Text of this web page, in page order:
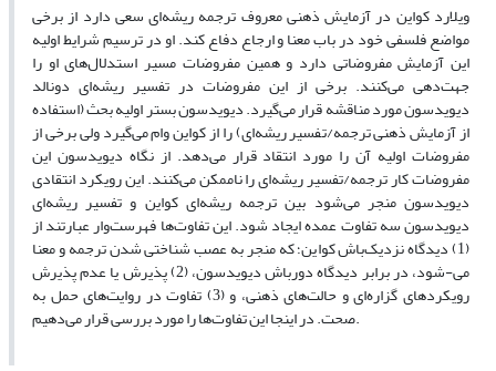
ویلارد کواین در آزمایش ذهنی معروف ترجمه ریشه‌ای سعی دارد از برخی
مواضع فلسفی خود در باب معنا و ارجاع دفاع کند. او در ترسیم شرایط اولیه
این آزمایش مفروضاتی دارد و همین مفروضات مسیر استدلال‌های او را
جهت‌دهی می‌کنند. برخی از این مفروضات در تفسیر ریشه‌ای دونالد
دیویدسون مورد مناقشه قرار می‌گیرد. دیویدسون بستر اولیه بحث (استفاده
از آزمایش ذهنی ترجمه/تفسیر ریشه‌ای) را از کواین وام می‌گیرد ولی برخی از
مفروضات اولیه آن را مورد انتقاد قرار می‌دهد. از نگاه دیویدسون این
مفروضات کار ترجمه/تفسیر ریشه‌ای را ناممکن می‌کنند. این رویکرد انتقادی
دیویدسون منجر می‌شود بین ترجمه ریشه‌ای کواین و تفسیر ریشه‌ای
دیویدسون سه تفاوت عمده ایجاد شود. این تفاوت‌ها فهرست‌وار عبارتند از
(1) دیدگاه نزدیک‌باش کواین؛ که منجر به عصب شناختی شدن ترجمه و معنا
می-شود، در برابر دیدگاه دورباش دیویدسون، (2) پذیرش یا عدم پذیرش
رویکردهای گزاره‌ای و حالت‌های ذهنی، و (3) تفاوت در روایت‌های حمل به
صحت. در اینجا این تفاوت‌ها را مورد بررسی قرار می‌دهیم.